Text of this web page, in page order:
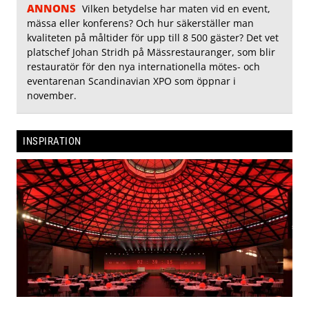
ANNONS Vilken betydelse har maten vid en event,
mässa eller konferens? Och hur säkerställer man
kvaliteten på måltider för upp till 8 500 gäster? Det vet
platschef Johan Stridh på Mässrestauranger, som blir
restauratör för den nya internationella mötes- och
eventarenan Scandinavian XPO som öppnar i
november.
INSPIRATION